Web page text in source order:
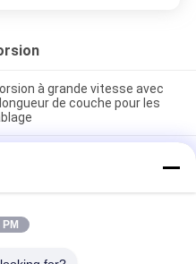
à grande vitesse avec
de couche pour les
torsion de précision pour
de fil de cuivre nu en
à grande vitesse
torsion de fil de base